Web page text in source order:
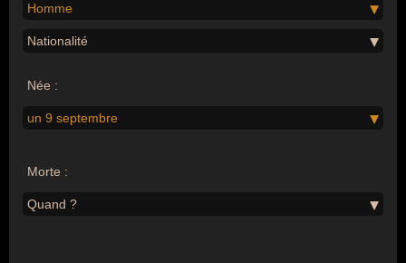
Homme
Nationalité
Née :
un 9 septembre
Morte :
Quand ?